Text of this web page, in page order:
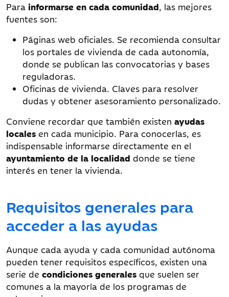
Para informarse en cada comunidad, las mejores
fuentes son:
Páginas web oficiales. Se recomienda consultar
los portales de vivienda de cada autonomía,
donde se publican las convocatorias y bases
reguladoras.
Oficinas de vivienda. Claves para resolver
dudas y obtener asesoramiento personalizado.
Conviene recordar que también existen ayudas
locales en cada municipio. Para conocerlas, es
indispensable informarse directamente en el
ayuntamiento de la localidad donde se tiene
interés en tener la vivienda.
Requisitos generales para
acceder a las ayudas
Aunque cada ayuda y cada comunidad autónoma
pueden tener requisitos específicos, existen una
serie de condiciones generales que suelen ser
comunes a la mayoría de los programas de